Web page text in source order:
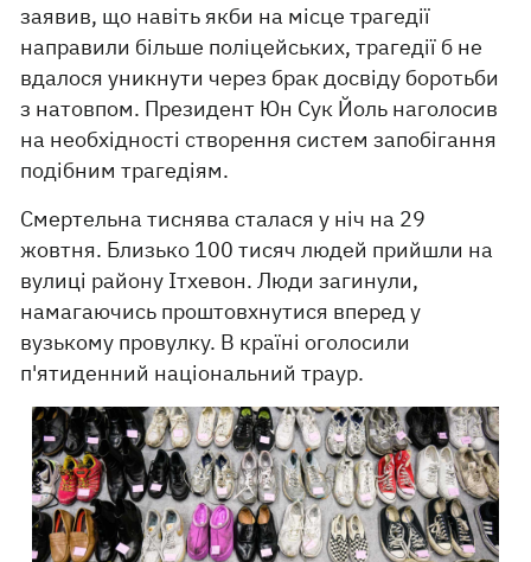
заявив, що навіть якби на місце трагедії
направили більше поліцейських, трагедії б не
вдалося уникнути через брак досвіду боротьби
з натовпом. Президент Юн Сук Йоль наголосив
на необхідності створення систем запобігання
подібним трагедіям.
Смертельна тиснява сталася у ніч на 29
жовтня. Близько 100 тисяч людей прийшли на
вулиці району Ітхевон. Люди загинули,
намагаючись проштовхнутися вперед у
вузькому провулку. В країні оголосили
п'ятиденний національний траур.